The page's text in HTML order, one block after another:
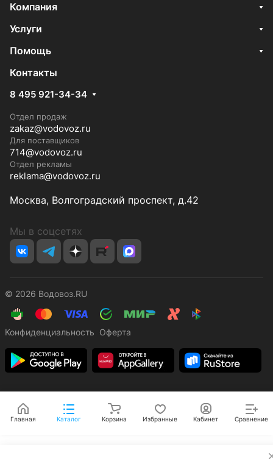
Компания
Услуги
Помощь
Контакты
8 495 921-34-34
Отдел продаж
zakaz@vodovoz.ru
Для поставщиков
714@vodovoz.ru
Отдел рекламы
reklama@vodovoz.ru
Москва, Волгоградский проспект, д.42
Мы в соцсетях
© 2026 Водовоз.RU
Конфиденциальность Оферта
Главная Каталог Корзина Избранные Кабинет Сравнение